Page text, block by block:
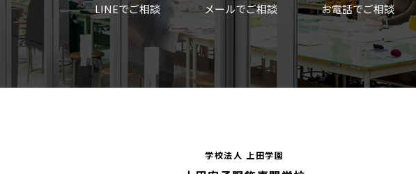
LINEでご相談 メールでご相談 お電話でご相談
学校法人 上田学園